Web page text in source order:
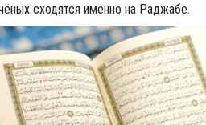
сходятся именно на Раджабе.